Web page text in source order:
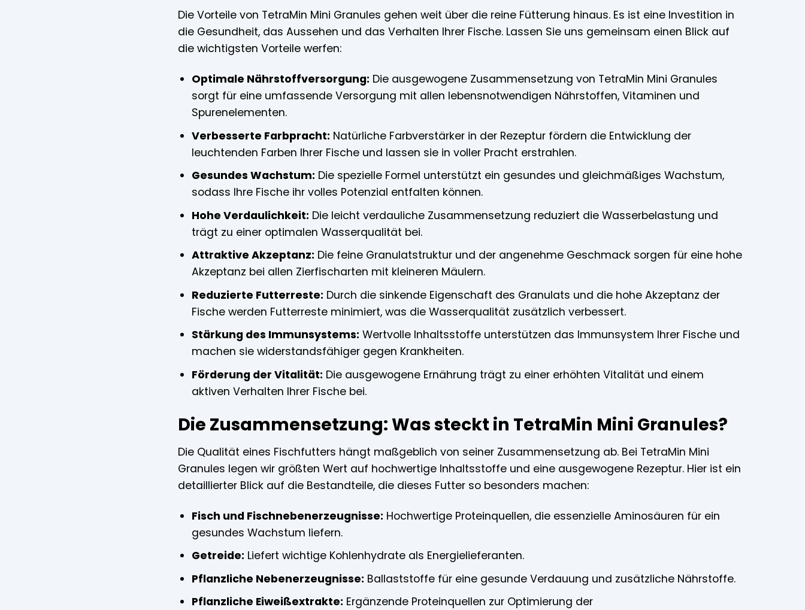
Die Vorteile von TetraMin Mini Granules gehen weit über die reine Fütterung hinaus. Es ist eine Investition in
die Gesundheit, das Aussehen und das Verhalten Ihrer Fische. Lassen Sie uns gemeinsam einen Blick auf
die wichtigsten Vorteile werfen:
Optimale Nährstoffversorgung: Die ausgewogene Zusammensetzung von TetraMin Mini Granules
sorgt für eine umfassende Versorgung mit allen lebensnotwendigen Nährstoffen, Vitaminen und
Spurenelementen.
Verbesserte Farbpracht: Natürliche Farbverstärker in der Rezeptur fördern die Entwicklung der
leuchtenden Farben Ihrer Fische und lassen sie in voller Pracht erstrahlen.
Gesundes Wachstum: Die spezielle Formel unterstützt ein gesundes und gleichmäßiges Wachstum,
sodass Ihre Fische ihr volles Potenzial entfalten können.
Hohe Verdaulichkeit: Die leicht verdauliche Zusammensetzung reduziert die Wasserbelastung und
trägt zu einer optimalen Wasserqualität bei.
Attraktive Akzeptanz: Die feine Granulatstruktur und der angenehme Geschmack sorgen für eine hohe
Akzeptanz bei allen Zierfischarten mit kleineren Mäulern.
Reduzierte Futterreste: Durch die sinkende Eigenschaft des Granulats und die hohe Akzeptanz der
Fische werden Futterreste minimiert, was die Wasserqualität zusätzlich verbessert.
Stärkung des Immunsystems: Wertvolle Inhaltsstoffe unterstützen das Immunsystem Ihrer Fische und
machen sie widerstandsfähiger gegen Krankheiten.
Förderung der Vitalität: Die ausgewogene Ernährung trägt zu einer erhöhten Vitalität und einem
aktiven Verhalten Ihrer Fische bei.
Die Zusammensetzung: Was steckt in TetraMin Mini Granules?
Die Qualität eines Fischfutters hängt maßgeblich von seiner Zusammensetzung ab. Bei TetraMin Mini
Granules legen wir größten Wert auf hochwertige Inhaltsstoffe und eine ausgewogene Rezeptur. Hier ist ein
detaillierter Blick auf die Bestandteile, die dieses Futter so besonders machen:
Fisch und Fischnebenerzeugnisse: Hochwertige Proteinquellen, die essenzielle Aminosäuren für ein
gesundes Wachstum liefern.
Getreide: Liefert wichtige Kohlenhydrate als Energielieferanten.
Pflanzliche Nebenerzeugnisse: Ballaststoffe für eine gesunde Verdauung und zusätzliche Nährstoffe.
Pflanzliche Eiweißextrakte: Ergänzende Proteinquellen zur Optimierung der